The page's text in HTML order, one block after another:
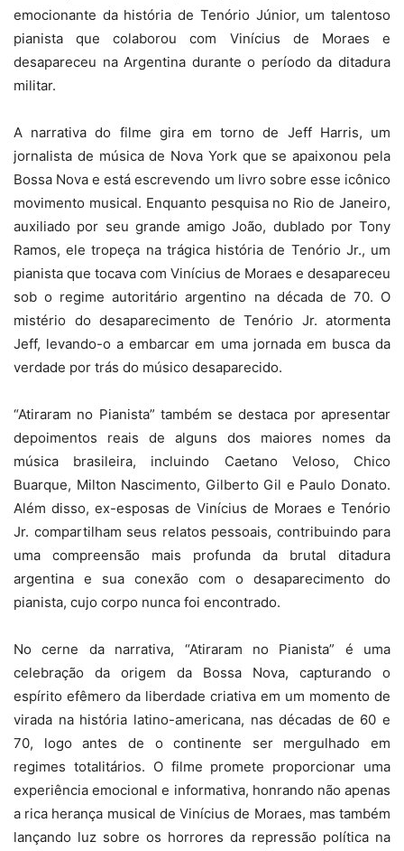
emocionante da história de Tenório Júnior, um talentoso
pianista que colaborou com Vinícius de Moraes e
desapareceu na Argentina durante o período da ditadura
militar.
A narrativa do filme gira em torno de Jeff Harris, um
jornalista de música de Nova York que se apaixonou pela
Bossa Nova e está escrevendo um livro sobre esse icônico
movimento musical. Enquanto pesquisa no Rio de Janeiro,
auxiliado por seu grande amigo João, dublado por Tony
Ramos, ele tropeça na trágica história de Tenório Jr., um
pianista que tocava com Vinícius de Moraes e desapareceu
sob o regime autoritário argentino na década de 70. O
mistério do desaparecimento de Tenório Jr. atormenta
Jeff, levando-o a embarcar em uma jornada em busca da
verdade por trás do músico desaparecido.
“Atiraram no Pianista” também se destaca por apresentar
depoimentos reais de alguns dos maiores nomes da
música brasileira, incluindo Caetano Veloso, Chico
Buarque, Milton Nascimento, Gilberto Gil e Paulo Donato.
Além disso, ex-esposas de Vinícius de Moraes e Tenório
Jr. compartilham seus relatos pessoais, contribuindo para
uma compreensão mais profunda da brutal ditadura
argentina e sua conexão com o desaparecimento do
pianista, cujo corpo nunca foi encontrado.
No cerne da narrativa, “Atiraram no Pianista” é uma
celebração da origem da Bossa Nova, capturando o
espírito efêmero da liberdade criativa em um momento de
virada na história latino-americana, nas décadas de 60 e
70, logo antes de o continente ser mergulhado em
regimes totalitários. O filme promete proporcionar uma
experiência emocional e informativa, honrando não apenas
a rica herança musical de Vinícius de Moraes, mas também
lançando luz sobre os horrores da repressão política na